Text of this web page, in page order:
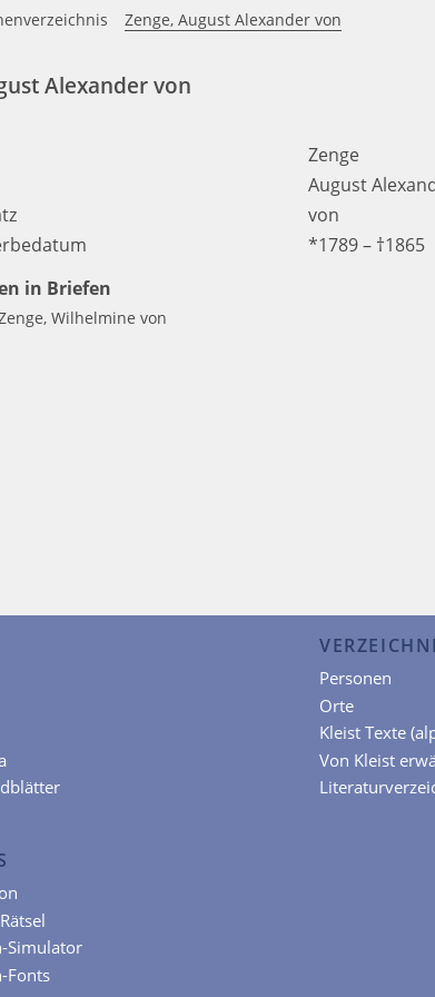
Zenge, August Alexander von
Alexander von
Zenge
August
von
*1789 – †1865
in Briefen
Wilhelmine von
Personen
Orte
Kleist Texte
Von Kleist
Simulator
Fonts